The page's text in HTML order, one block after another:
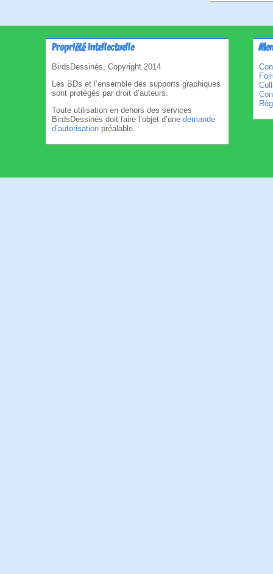
Propriété intellectuelle
BirdsDessinés, Copyright 2014
Les BDs et l’ensemble des supports graphiques
sont protégés par droit d’auteurs.
Toute utilisation en dehors des services
BirdsDessinés doit faire l’objet d’une demande
d’autorisation préalable.